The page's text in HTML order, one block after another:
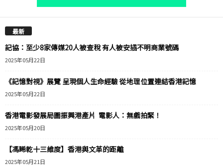
最新
記協：至少8家傳媒20人被查稅 有人被安插不明商業號碼
2025年05月22日
《記憶對視》展覽 呈現個人生命經驗 從地理位置連結香港記憶
2025年05月22日
香港電影發展局圖振興港產片 電影人：無戲拍緊！
2025年05月20日
【馮睎乾十三維度】香港與文革的距離
2025年05月21日